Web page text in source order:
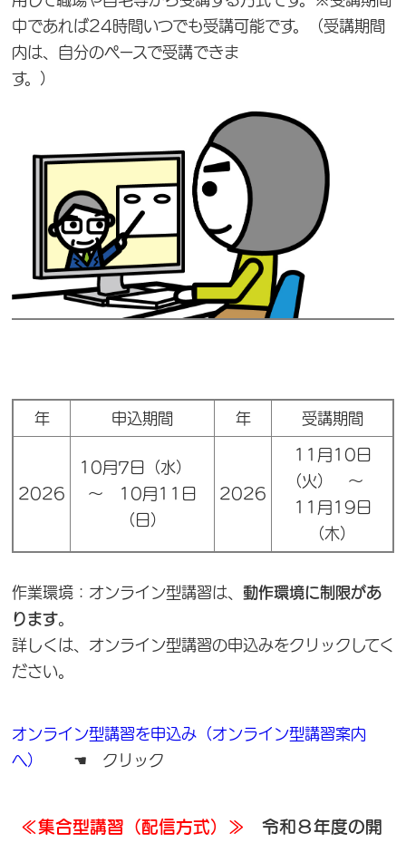
中であれば24時間いつでも受講可能です。（受講期間
内は、自分のペースで受講できま
す
年 申込期間 年 受講期間
2026
10月7日（水）
～ 10月11日
（日）
2026
11月10日
（火） ～
11月19日
（木）
作業環境：オンライン型講習は、 動作環境に制限があ
ります。
詳しくは、オンライン型講習の申込みをクリックしてく
ださい。
オンライン型講習を申込み（オンライン型講習案内
へ）
☚ クリック
≪集合型講習（配信方式）≫ 令和８年度の開